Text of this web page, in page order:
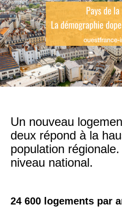
Un nouveau
deux répond à la
population
niveau national.
24 600 logements par